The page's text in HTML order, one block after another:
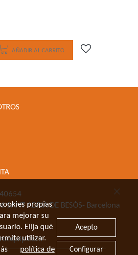
AÑADIR AL CARRITO
SANT ADRIA DE BESÒS- Barcelona
propias
mejorar su
Elija qué
utilizar.
política de
Acepto
Configurar